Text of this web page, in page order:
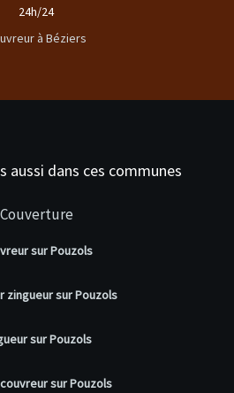
24h/24
à Béziers
aussi dans ces communes
Couverture
sur Pouzols
zingueur sur Pouzols
sur Pouzols
sur Pouzols